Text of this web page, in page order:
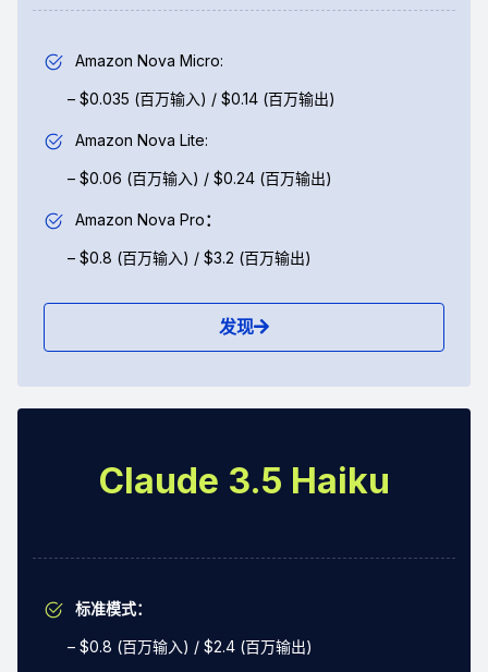
Amazon Nova Micro:
– $0.035 (百万输入) / $0.14 (百万输出)
Amazon Nova Lite:
– $0.06 (百万输入) / $0.24 (百万输出)
Amazon Nova Pro：
– $0.8 (百万输入) / $3.2 (百万输出)
发现
Claude 3.5 Haiku
标准模式：
– $0.8 (百万输入) / $2.4 (百万输出)